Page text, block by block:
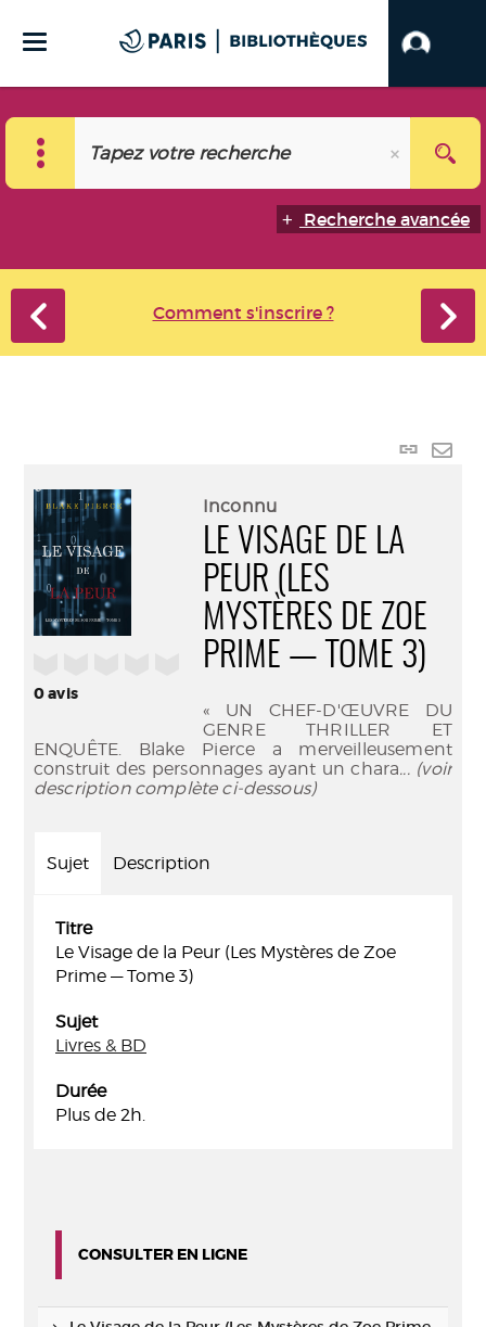
Recherche avancée
Comment s'inscrire ?
Lien
0avis
Inconnu
LE VISAGE DE LA
PEUR (LES
MYSTÈRES DE ZOE
PRIME — TOME 3)
« UN CHEF-D'ŒUVRE DU
GENRE THRILLER ET
ENQUÊTE. Blake Pierce a merveilleusement
construit des personnages ayant un chara... (voir
description complète ci-dessous)
Sujet Description
Titre
Le Visage de la Peur (Les Mystères de Zoe
Prime — Tome 3)
Sujet
Livres & BD
Durée
Plus de 2h.
CONSULTER EN LIGNE